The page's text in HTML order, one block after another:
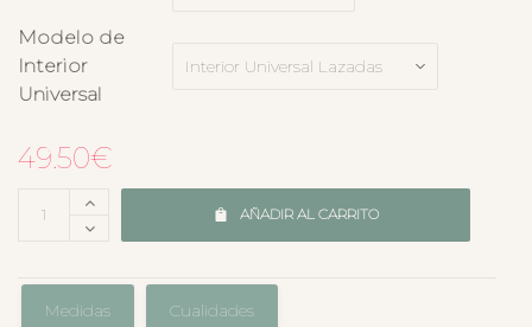
Modelo de
Interior
Universal
49.50€
AÑADIR AL CARRITO
Medidas Cualidades